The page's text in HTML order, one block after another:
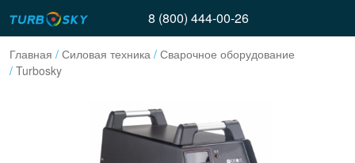
8 (800) 444-00-26
Главная / Силовая техника / Сварочное оборудование
/ Turbosky